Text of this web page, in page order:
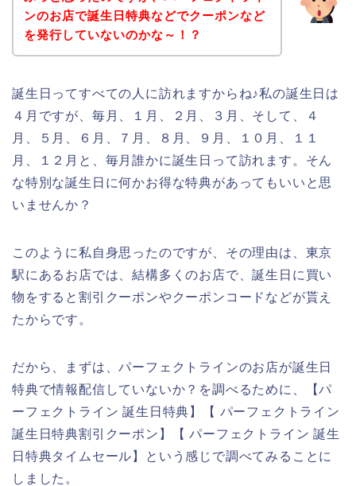
ンのお店で誕生日特典などでクーポンなど
を発行していないのかな～！？
誕生日ってすべての人に訪れますからね♪私の誕生日は
４月ですが、毎月、１月、２月、３月、そして、４
月、５月、６月、７月、８月、９月、１０月、１１
月、１２月と、毎月誰かに誕生日って訪れます。そん
な特別な誕生日に何かお得な特典があってもいいと思
いませんか？
このように私自身思ったのですが、その理由は、東京
駅にあるお店では、結構多くのお店で、誕生日に買い
物をすると割引クーポンやクーポンコードなどが貰え
たからです。
だから、まずは、パーフェクトラインのお店が誕生日
特典で情報配信していないか？を調べるために、【パ
ーフェクトライン 誕生日特典】【 パーフェクトライン
誕生日特典割引クーポン】【 パーフェクトライン 誕生
日特典タイムセール】という感じで調べてみることに
しました。